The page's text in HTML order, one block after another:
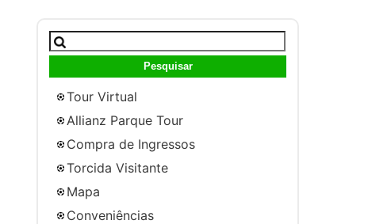
Pesquisar
por:
Tour Virtual
Allianz Parque Tour
Compra de Ingressos
Torcida Visitante
Mapa
Conveniências